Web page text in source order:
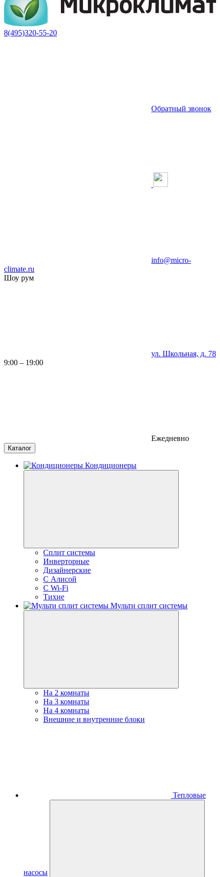
8(495)320-55-20
Обратный звонок
info@micro-
climate.ru
Шоу рум
ул. Школьная, д. 78
9:00 – 19:00
Ежедневно
Каталог
Кондиционеры
Сплит системы
Инверторные
Дизайнерские
С Алисой
C Wi-Fi
Тихие
Мульти сплит системы
На 2 комнаты
На 3 комнаты
На 4 комнаты
Внешние и внутренние блоки
Тепловые
насосы